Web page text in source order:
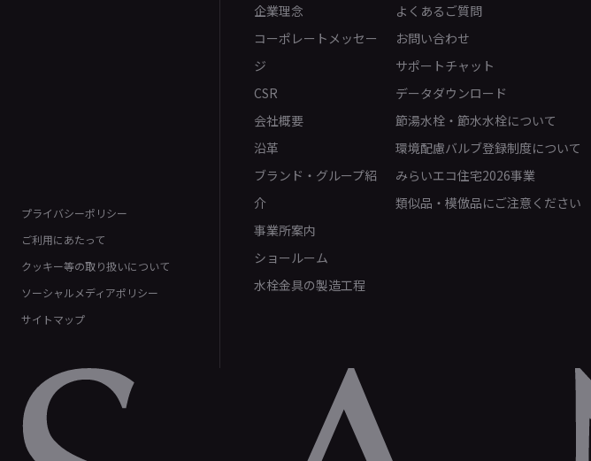
プライバシーポリシー
ご利用にあたって
クッキー等の取り扱いについて
ソーシャルメディアポリシー
サイトマップ
企業理念
コーポレートメッセー
ジ
CSR
会社概要
沿革
ブランド・グループ紹
介
事業所案内
ショールーム
水栓金具の製造工程
よくあるご質問
お問い合わせ
サポートチャット
データダウンロード
節湯水栓・節水水栓について
環境配慮バルブ登録制度について
みらいエコ住宅2026事業
類似品・模倣品にご注意ください